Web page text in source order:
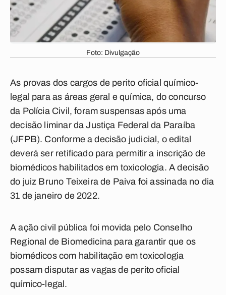
Foto: Divulgação
As provas dos cargos de perito oficial químico-
legal para as áreas geral e química, do concurso
da Polícia Civil, foram suspensas após uma
decisão liminar da Justiça Federal da Paraíba
(JFPB). Conforme a decisão judicial, o edital
deverá ser retificado para permitir a inscrição de
biomédicos habilitados em toxicologia. A decisão
do juiz Bruno Teixeira de Paiva foi assinada no dia
31 de janeiro de 2022.
A ação civil pública foi movida pelo Conselho
Regional de Biomedicina para garantir que os
biomédicos com habilitação em toxicologia
possam disputar as vagas de perito oficial
químico-legal.